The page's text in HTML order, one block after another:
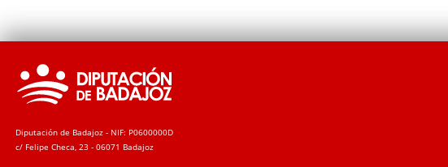
Diputación de Badajoz - NIF: P0600000D
c/ Felipe Checa, 23 - 06071 Badajoz